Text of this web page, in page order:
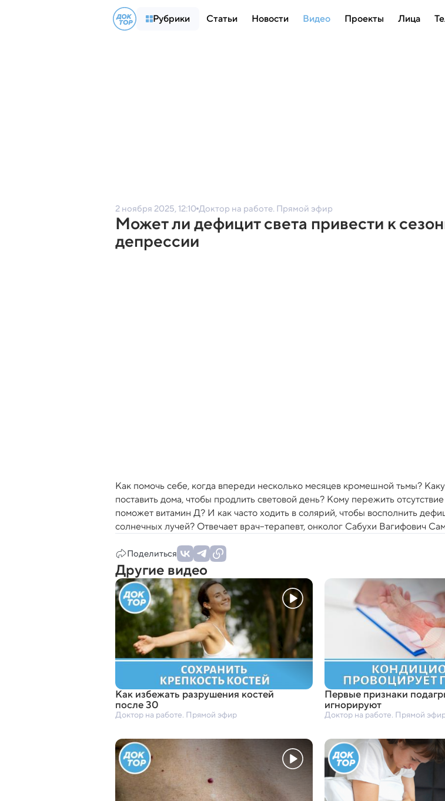
Рубрики Статьи Новости Видео Проекты Лица
2 ноября 2025, 12:10 Доктор на работе. Прямой эфир
Может ли дефицит света привести к
депрессии
Как помочь себе, когда впереди несколько месяцев кромешной тьмы?
поставить дома, чтобы продлить световой день? Кому пережить отсутствие
поможет витамин Д? И как часто ходить в солярий, чтобы восполнить
солнечных лучей? Отвечает врач–терапевт, онколог Сабухи Вагифович
Поделиться
Другие видео
Как избежать разрушения костей
после 30
Доктор на работе. Прямой эфир
Первые признаки
игнорируют
Доктор на работе. Прямой